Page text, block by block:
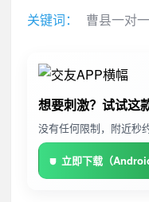
关键词： 曹县一对一
想要刺激？试试这
没有任何限制，附近秒
立即下载（